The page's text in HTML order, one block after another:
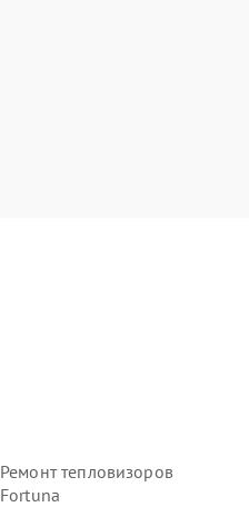
Ремонт тепловизоров
Fortuna